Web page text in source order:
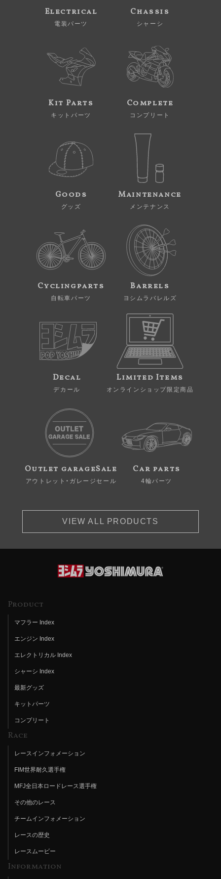
Electrical
電装パーツ
Chassis
シャーシ
Kit Parts
キットパーツ
Complete
コンプリート
Goods
グッズ
Maintenance
メンテナンス
Cyclingparts
自転車パーツ
Barrels
ヨシムラバレルズ
Decal
デカール
Limited Items
オンラインショップ限定商品
Outlet garageSale
アウトレット・ガレージセール
Car parts
4輪パーツ
VIEW ALL PRODUCTS
Product
マフラー Index
エンジン Index
エレクトリカル Index
シャーシ Index
最新グッズ
キットパーツ
コンプリート
Race
レースインフォメーション
FIM世界耐久選手権
MFJ全日本ロードレース選手権
その他のレース
チームインフォメーション
レースの歴史
レースムービー
Information